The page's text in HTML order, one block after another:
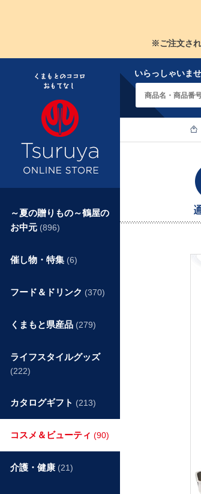
※ご注文さ
いらっしゃいま
～夏の贈りもの～鶴屋の
お中元 (896)
催し物・特集 (6)
フード＆ドリンク (370)
くまもと県産品 (279)
ライフスタイルグッズ
(222)
カタログギフト (213)
コスメ＆ビューティ (90)
介護・健康 (21)